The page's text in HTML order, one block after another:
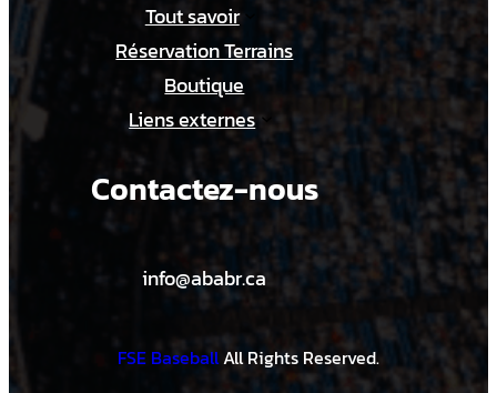
Tout savoir
Réservation Terrains
Boutique
Liens externes
Contactez-nous
info@ababr.ca
FSE BaseballAll Rights Reserved.